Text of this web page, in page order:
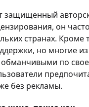
защищенный
он
странах. Кроме
но многие
обманчивыми по
без рекламы.